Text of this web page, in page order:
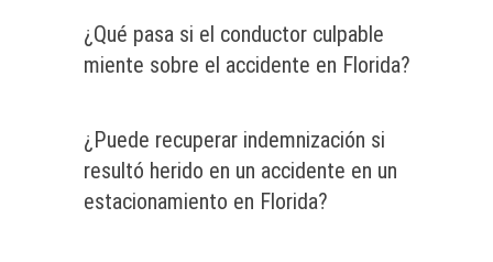
¿Qué pasa si el conductor culpable
miente sobre el accidente en Florida?
¿Puede recuperar indemnización si
resultó herido en un accidente en un
estacionamiento en Florida?